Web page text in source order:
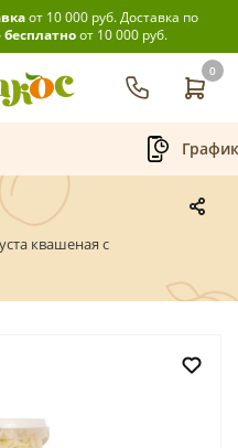
от 10 000 руб.Доставка по
от 10 000 руб.
0
квашеная с